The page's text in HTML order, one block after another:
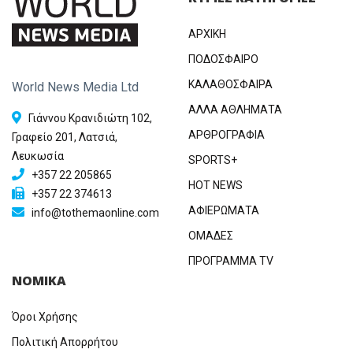
World News Media Ltd
Γιάννου Κρανιδιώτη 102,
Γραφείο 201, Λατσιά,
Λευκωσία
+357 22 205865
+357 22 374613
info@tothemaonline.com
ΑΡΧΙΚΗ
ΠΟΔΟΣΦΑΙΡΟ
ΚΑΛΑΘΟΣΦΑΙΡΑ
ΑΛΛΑ ΑΘΛΗΜΑΤΑ
ΑΡΘΡΟΓΡΑΦΙΑ
SPORTS+
HOT NEWS
ΑΦΙΕΡΩΜΑΤΑ
ΟΜΑΔΕΣ
ΠΡΟΓΡΑΜΜΑ TV
ΝΟΜΙΚΑ
Όροι Χρήσης
Πολιτική Απορρήτου